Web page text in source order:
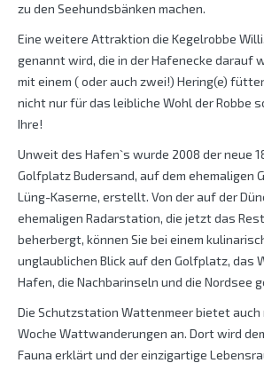
zu den Seehundsbänken machen.
Eine weitere Attraktion die Kegelrobbe
genannt wird, die in der Hafenecke darauf
mit einem ( oder auch zwei!) Hering(e)
nicht nur für das leibliche Wohl der Robbe
Ihre!
Unweit des Hafen`s wurde 2008 der neue
Golfplatz Budersand, auf dem ehemaligen
Lüng-Kaserne, erstellt. Von der auf der
ehemaligen Radarstation, die jetzt das
beherbergt, können Sie bei einem
unglaublichen Blick auf den Golfplatz, das
Hafen, die Nachbarinseln und die Nordsee
Die Schutzstation Wattenmeer bietet auch
Woche Wattwanderungen an. Dort wird
Fauna erklärt und der einzigartige